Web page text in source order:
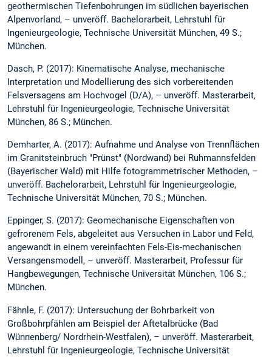
geothermischen Tiefenbohrungen im südlichen bayerischen
Alpenvorland, – unveröff. Bachelorarbeit, Lehrstuhl für
Ingenieurgeologie, Technische Universität München, 49 S.;
München.
Dasch, P. (2017): Kinematische Analyse, mechanische
Interpretation und Modellierung des sich vorbereitenden
Felsversagens am Hochvogel (D/A), – unveröff. Masterarbeit,
Lehrstuhl für Ingenieurgeologie, Technische Universität
München, 86 S.; München.
Demharter, A. (2017): Aufnahme und Analyse von Trennflächen
im Granitsteinbruch "Prünst" (Nordwand) bei Ruhmannsfelden
(Bayerischer Wald) mit Hilfe fotogrammetrischer Methoden, –
unveröff. Bachelorarbeit, Lehrstuhl für Ingenieurgeologie,
Technische Universität München, 70 S.; München.
Eppinger, S. (2017): Geomechanische Eigenschaften von
gefrorenem Fels, abgeleitet aus Versuchen in Labor und Feld,
angewandt in einem vereinfachten Fels-Eis-mechanischen
Versangensmodell, – unveröff. Masterarbeit, Professur für
Hangbewegungen, Technische Universität München, 106 S.;
München.
Fähnle, F. (2017): Untersuchung der Bohrbarkeit von
Großbohrpfählen am Beispiel der Aftetalbrücke (Bad
Wünnenberg/ Nordrhein-Westfalen), – unveröff. Masterarbeit,
Lehrstuhl für Ingenieurgeologie, Technische Universität